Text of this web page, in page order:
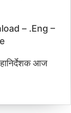
– .Eng –
आज